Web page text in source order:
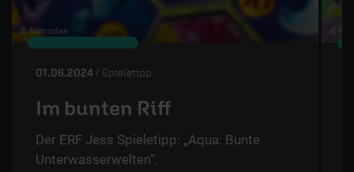
© Asmodee
01.06.2024 / Spieletipp
Im bunten Riff
Der ERF Jess Spieletipp: „Aqua: Bunte
Unterwasserwelten“.
©